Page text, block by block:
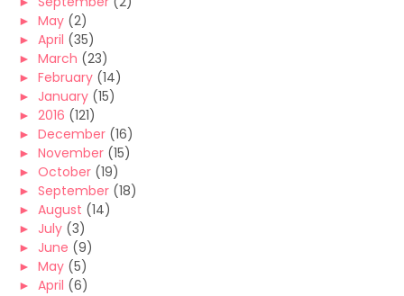
► May (2)
► April (35)
► March (23)
► February (14)
► January (15)
► 2016 (121)
► December (16)
► November (15)
► October (19)
► September (18)
► August (14)
► July (3)
► June (9)
► May (5)
► April (6)